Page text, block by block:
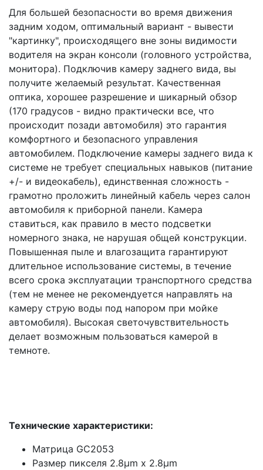
Для большей безопасности во время движения
задним ходом, оптимальный вариант - вывести
"картинку", происходящего вне зоны видимости
водителя на экран консоли (головного устройства,
монитора). Подключив камеру заднего вида, вы
получите желаемый результат. Качественная
оптика, хорошее разрешение и шикарный обзор
(170 градусов - видно практически все, что
происходит позади автомобиля) это гарантия
комфортного и безопасного управления
автомобилем. Подключение камеры заднего вида к
системе не требует специальных навыков (питание
+/- и видеокабель), единственная сложность -
грамотно проложить линейный кабель через салон
автомобиля к приборной панели. Камера
ставиться, как правило в место подсветки
номерного знака, не нарушая общей конструкции.
Повышенная пыле и влагозащита гарантируют
длительное использование системы, в течение
всего срока эксплуатации транспортного средства
(тем не менее не рекомендуется направлять на
камеру струю воды под напором при мойке
автомобиля). Высокая светочувствительность
делает возможным пользоваться камерой в
темноте.
Технические характеристики:
Матрица GC2053
Размер пикселя 2.8μm x 2.8μm